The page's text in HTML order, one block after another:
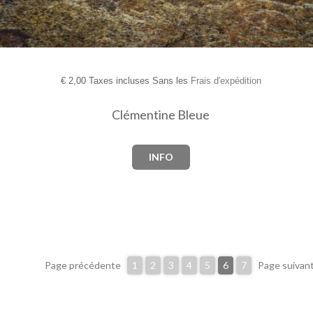
€2,00 Taxes incluses Sans les Frais d'expédition
Clémentine Bleue
INFO
Page précédente 1 2 3 4 5 6 7 Page